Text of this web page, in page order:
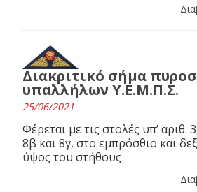
Διακριτικό σήμα
υπαλλήλων Υ.Ε.Μ.Π.Σ.
25/06/2021
Φέρεται με τις στολές υπ’ αριθ.
8β και 8γ, στο εμπρόσθιο και
ύψος του στήθους